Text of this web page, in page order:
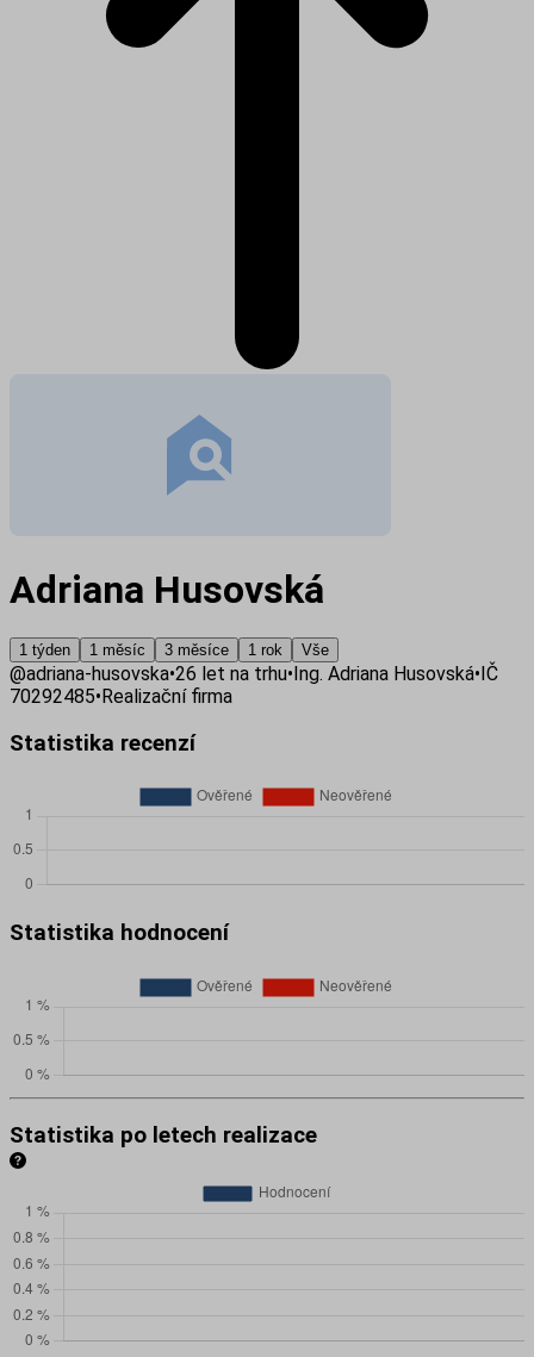
Adriana Husovská
1 týden 1 měsíc 3 měsíce 1 rok Vše
@adriana-husovska•26 let na trhu•Ing. Adriana Husovská•IČ
70292485•Realizační firma
Statistika recenzí
Statistika hodnocení
Statistika po letech realizace